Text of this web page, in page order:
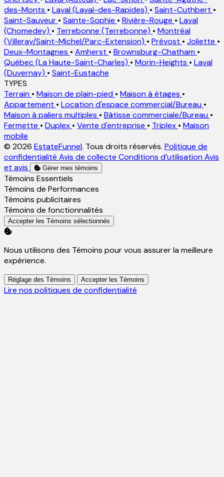
des-Monts • Laval (Laval-des-Rapides) • Saint-Cuthbert •
Saint-Sauveur • Sainte-Sophie • Rivière-Rouge • Laval
(Chomedey) • Terrebonne (Terrebonne) • Montréal
(Villeray/Saint-Michel/Parc-Extension) • Prévost • Joliette •
Deux-Montagnes • Amherst • Brownsburg-Chatham •
Québec (La Haute-Saint-Charles) • Morin-Heights • Laval
(Duvernay) • Saint-Eustache
TYPES
Terrain • Maison de plain-pied • Maison à étages •
Appartement • Location d'espace commercial/Bureau •
Maison à paliers multiples • Bâtisse commerciale/Bureau •
Fermette • Duplex • Vente d'entreprise • Triplex • Maison
mobile
© 2026 EstateFunnel. Tous droits réservés. Politique de
confidentialité Avis de collecte Conditions d’utilisation Avis
et avis
Gérer mes témoins
Activer
Témoins Essentiels
Activer
Témoins de Performances
Activer
Témoins publicitaires
Activer
Témoins de fonctionnalités
Accepter les Témoins sélectionnés
Nous utilisons des Témoins pour vous assurer la meilleure
expérience.
Réglage des Témoins Accepter les Témoins
Lire nos politiques de confidentialité